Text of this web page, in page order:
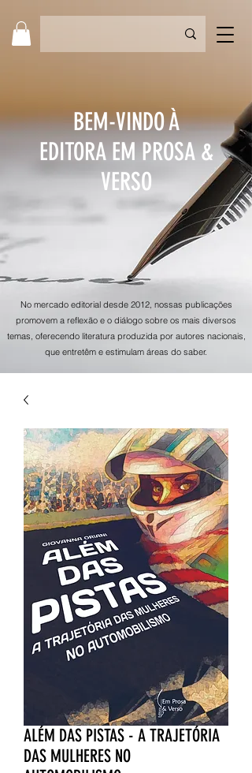
BEM-VINDO À
EDITORA EM PROSA &
VERSO
No mercado editorial desde 2012, nossas publicações
promovem a reflexão e o diálogo sobre os mais diversos
temas, oferecendo literatura produzida por autores nacionais,
que entretêm e estimulam áreas do saber.
ALÉM DAS PISTAS - A TRAJETÓRIA
DAS MULHERES NO